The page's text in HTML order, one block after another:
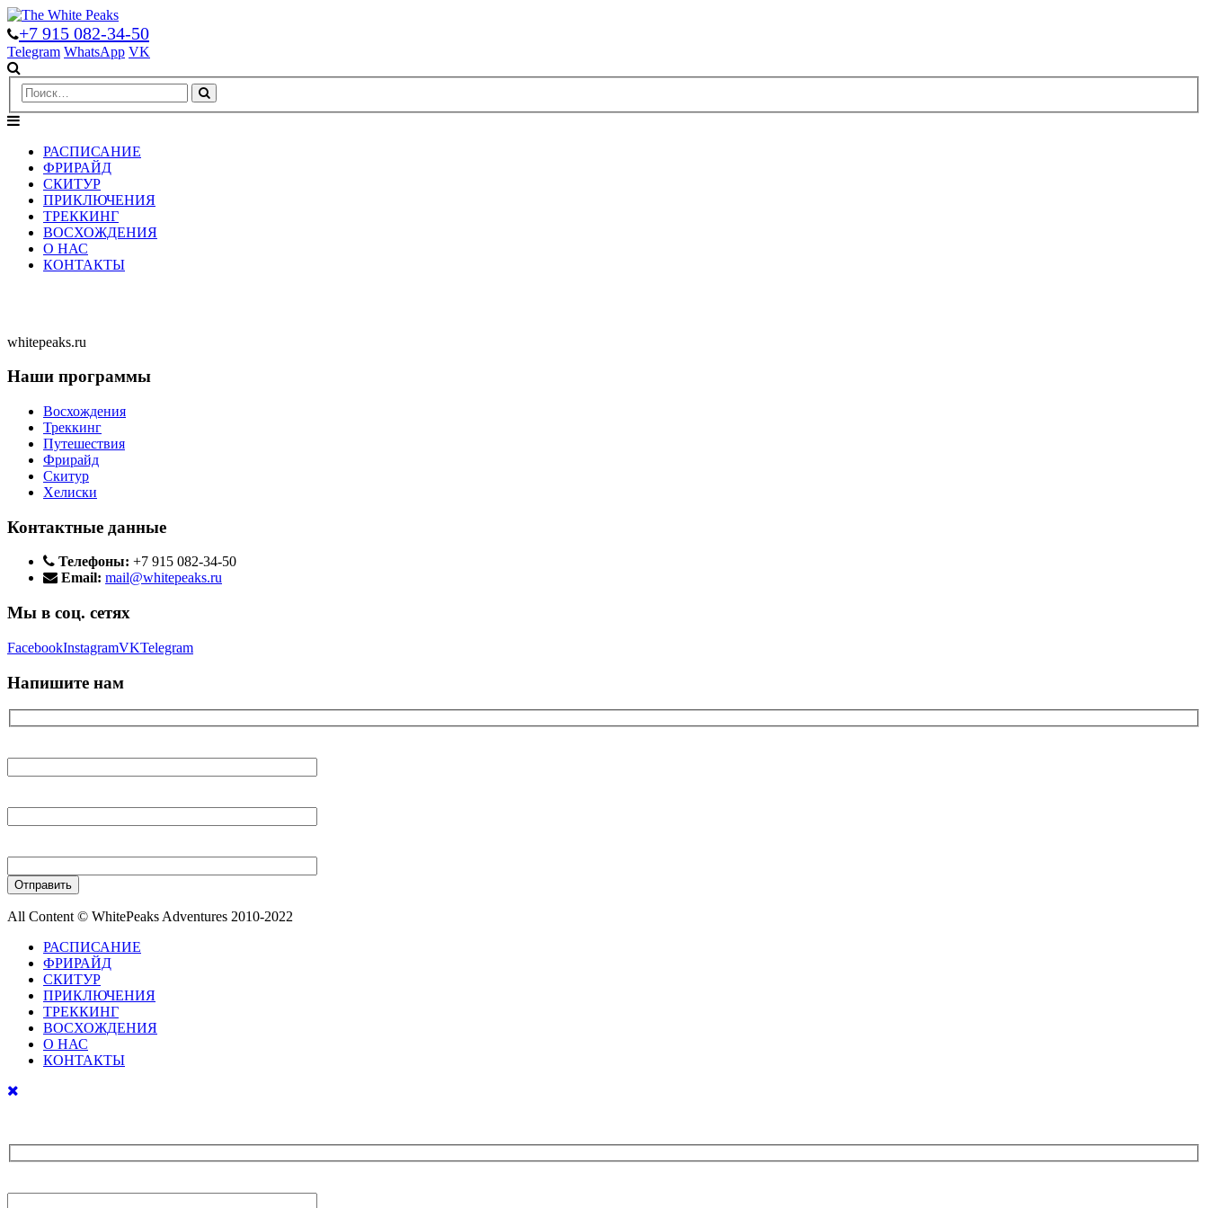
+7 915 082-34-50
Telegram WhatsApp VK
РАСПИСАНИЕ
ФРИРАЙД
СКИТУР
ПРИКЛЮЧЕНИЯ
ТРЕККИНГ
ВОСХОЖДЕНИЯ
О НАС
КОНТАКТЫ
whitepeaks.ru
Наши программы
Восхождения
Треккинг
Путешествия
Фрирайд
Скитур
Хелиски
Контактные данные
Телефоны: +7 915 082-34-50
Email: mail@whitepeaks.ru
Мы в соц. сетях
FacebookInstagramVKTelegram
Напишите нам
All Content © WhitePeaks Adventures 2010-2022
РАСПИСАНИЕ
ФРИРАЙД
СКИТУР
ПРИКЛЮЧЕНИЯ
ТРЕККИНГ
ВОСХОЖДЕНИЯ
О НАС
КОНТАКТЫ